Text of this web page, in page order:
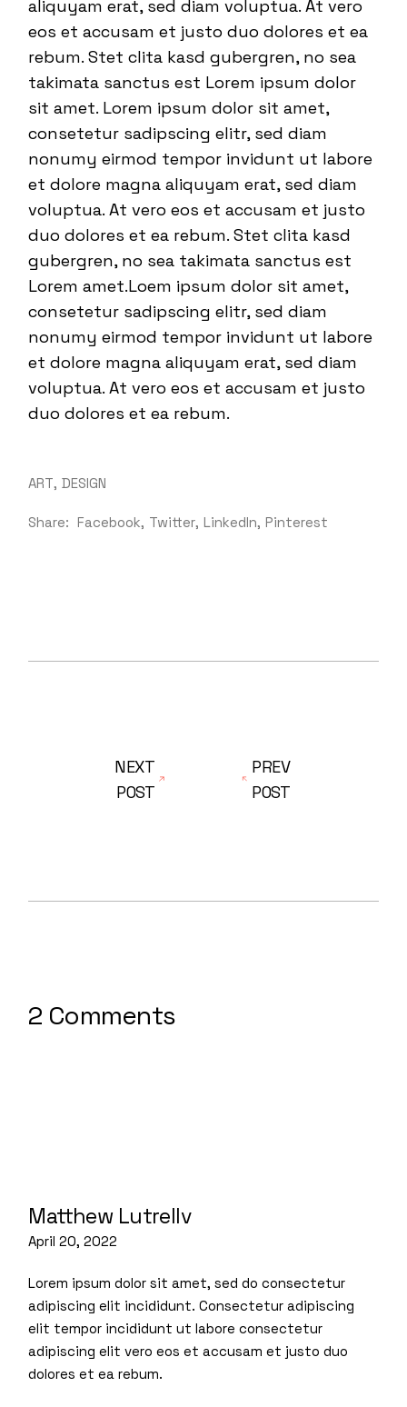
aliquyam erat, sed diam voluptua. At vero
eos et accusam et justo duo dolores et ea
rebum. Stet clita kasd gubergren, no sea
takimata sanctus est Lorem ipsum dolor
sit amet. Lorem ipsum dolor sit amet,
consetetur sadipscing elitr, sed diam
nonumy eirmod tempor invidunt ut labore
et dolore magna aliquyam erat, sed diam
voluptua. At vero eos et accusam et justo
duo dolores et ea rebum. Stet clita kasd
gubergren, no sea takimata sanctus est
Lorem amet.Loem ipsum dolor sit amet,
consetetur sadipscing elitr, sed diam
nonumy eirmod tempor invidunt ut labore
et dolore magna aliquyam erat, sed diam
voluptua. At vero eos et accusam et justo
duo dolores et ea rebum.
ART DESIGN
Share: Facebook Twitter LinkedIn Pinterest
PREV
POST
NEXT
POST
2 Comments
Matthew Lutrellv
April 20, 2022
Lorem ipsum dolor sit amet, sed do consectetur
adipiscing elit incididunt. Consectetur adipiscing
elit tempor incididunt ut labore consectetur
adipiscing elit vero eos et accusam et justo duo
dolores et ea rebum.